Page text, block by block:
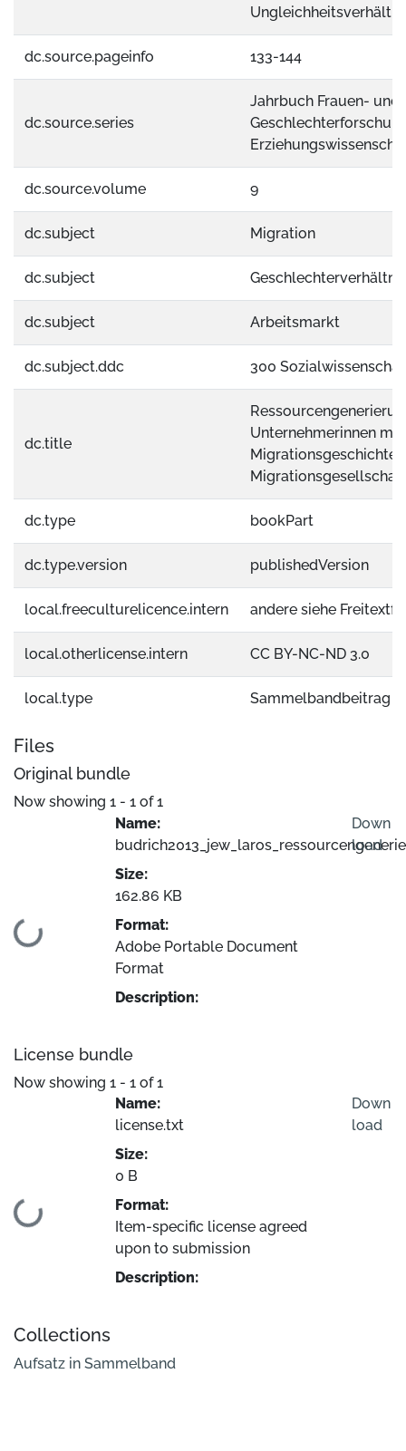
dc.source.pageinfo 133-144
dc.source.series
Jahrbuch Frauen- und
dc.source.volume 9
dc.subject Migration
dc.subject Geschlechterverhältnis
dc.subject Arbeitsmarkt
dc.subject.ddc 300
dc.title
Unternehmerinnen mit
Migrationsgeschichte
Migrationsgesellschaft
dc.type bookPart
dc.type.version publishedVersion
local.freeculturelicence.intern andere siehe
local.otherlicense.intern CC BY-NC-ND 3.0
local.type Sammelbandbeitrag
Files
Original bundle
Now showing 1 - 1 of 1
Loading...
Name:
Size:
162.86 KB
Format:
Adobe Portable Document
Format
Description:
Down
load
License bundle
Now showing 1 - 1 of 1
Loading...
Name:
license.txt
Size:
0 B
Format:
Item-specific license agreed
upon to submission
Description:
Down
load
Collections
Aufsatz in Sammelband